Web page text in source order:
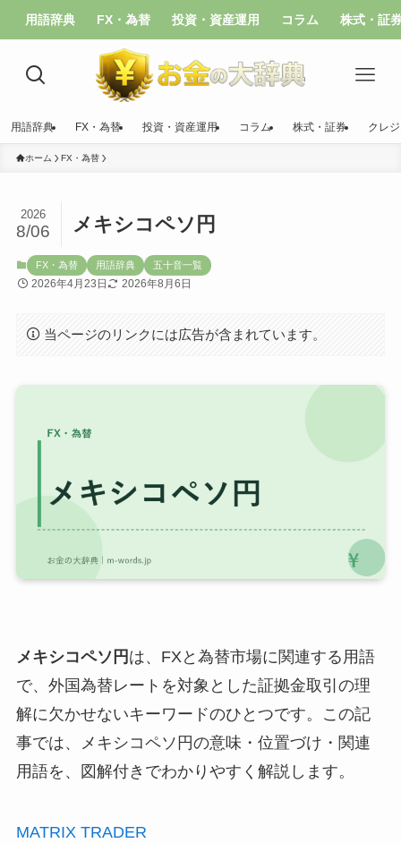
用語辞典 FX・為替 投資・資産運用 コラム 株式・証
用語辞典 FX・為替 投資・資産運用 コラム 株式・証券 クレ
ホーム FX・為替
メキシコペソ円
2026
8/06
FX・為替 用語辞典 五十音一覧
2026年4月23日 2026年8月6日
当ページのリンクには広告が含まれています。
メキシコペソ円 は、FXと為替市場に関連する用語
で、外国為替レートを対象とした証拠金取引の理
解に欠かせないキーワードのひとつです。この記
事では、メキシコペソ円の意味・位置づけ・関連
用語を、図解付きでわかりやすく解説します。
MATRIX TRADER